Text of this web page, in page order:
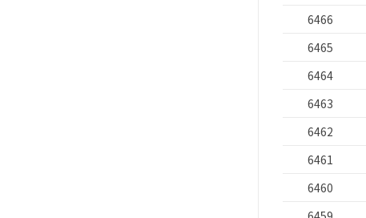
6466
6465
6464
6463
6462
6461
6460